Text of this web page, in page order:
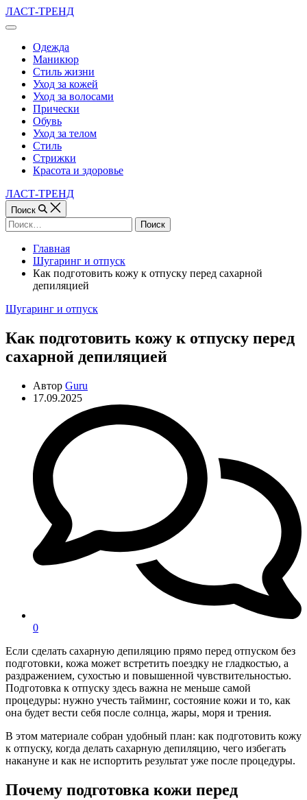
Перейти
к
ЛАСТ-ТРЕНД
Вне
холстаОдежда
Маникюр
Стиль жизни
Уход за кожей
Уход за волосами
Прически
Обувь
Уход за телом
Стиль
Стрижки
Красота и здоровье
ЛАСТ-ТРЕНД
Поиск
Найти:
Главная
Шугаринг и отпуск
Как подготовить кожу к отпуску перед сахарной
депиляцией
Рубрики
Шугаринг и отпуск
Как подготовить кожу к отпуску перед
сахарной депиляцией
Автор Guru
17.09.2025
0
Если сделать сахарную депиляцию прямо перед отпуском без
подготовки, кожа может встретить поездку не гладкостью, а
раздражением, сухостью и повышенной чувствительностью.
Подготовка к отпуску здесь важна не меньше самой
процедуры: нужно учесть тайминг, состояние кожи и то, как
она будет вести себя после солнца, жары, моря и трения.
В этом материале собран удобный план: как подготовить кожу
к отпуску, когда делать сахарную депиляцию, чего избегать
накануне и как не испортить результат уже после процедуры.
Почему подготовка кожи перед